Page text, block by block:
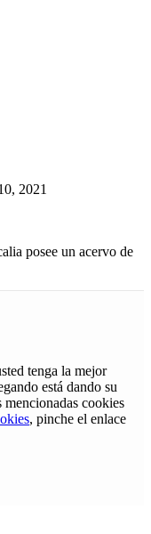
2021
posee un acervo de
tenga la mejor
está dando su
mencionadas cookies
, pinche el enlace